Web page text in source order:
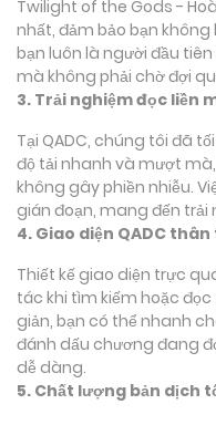
Twilight of the Gods -
nhất, đảm bảo bạn không
bạn luôn là người đầu
mà không phải chờ đợi
3. Trải nghiệm đọc liền
Tại QADC, chúng tôi đã
độ tải nhanh và mượt
không gây phiền nhiễu.
gián đoạn, mang đến
4. Giao diện QADC
Thiết kế giao diện trực
tác khi tìm kiếm hoặc
giản, bạn có thể nhanh
đánh dấu chương đang
dễ dàng.
5. Chất lượng bản dịch